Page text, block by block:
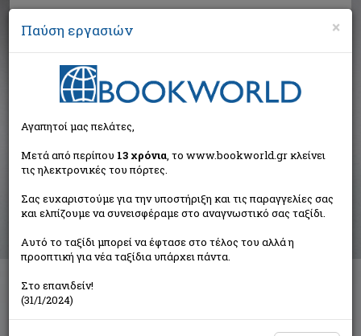
Αναζήτηση
Βιβλία στην κατηγορία
Λευκώματα
Διαθέσιμες υποκατηγορίες
×
Παύση εργασιών
Αγαπητοί μας πελάτες,
Μετά από περίπου 13 χρόνια, το www.bookworld.gr κλείνει
τις ηλεκτρονικές του πόρτες.
Σας ευχαριστούμε για την υποστήριξη και τις παραγγελίες σας
και ελπίζουμε να συνεισφέραμε στο αναγνωστικό σας ταξίδι.
Αυτό το ταξίδι μπορεί να έφτασε στο τέλος του αλλά η
προοπτική για νέα ταξίδια υπάρχει πάντα.
Στο επανιδείν!
(31/1/2024)